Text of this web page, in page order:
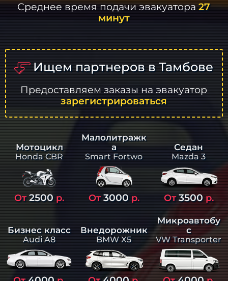
Среднее время подачи эвакуатора27
минут
Ищем партнеров в Тамбове
Предоставляем заказы на эвакуатор
зарегистрироваться
Мотоцикл
Honda CBR
От2500р.
Малолитражк
а
Smart Fortwo
От3000р.
Седан
Mazda 3
От3500р.
Бизнес класс
Audi A8
Внедорожник
BMW X5
Микроавтобу
с
VW Transporter